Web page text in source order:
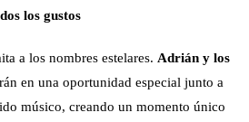
los gustos
a los nombres estelares. Adrián y los
en una oportunidad especial junto a
músico, creando un momento único